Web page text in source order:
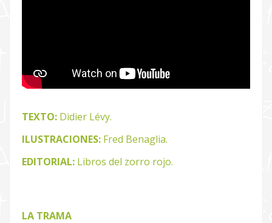
TEXTO: Didier Lévy.
ILUSTRACIONES: Fred Benaglia.
EDITORIAL: Libros del zorro rojo.
LA TRAMA